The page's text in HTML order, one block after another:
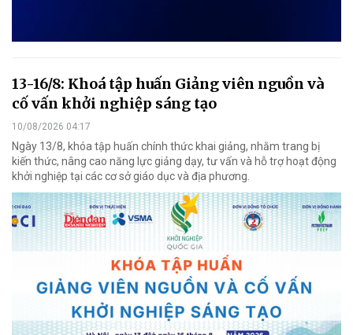
13-16/8: Khoá tập huấn Giảng viên nguồn và
cố vấn khởi nghiệp sáng tạo
10/08/2026 04:17
Ngày 13/8, khóa tập huấn chính thức khai giảng, nhằm trang bị
kiến thức, nâng cao năng lực giảng dạy, tư vấn và hỗ trợ hoạt động
khởi nghiệp tại các cơ sở giáo dục và địa phương.